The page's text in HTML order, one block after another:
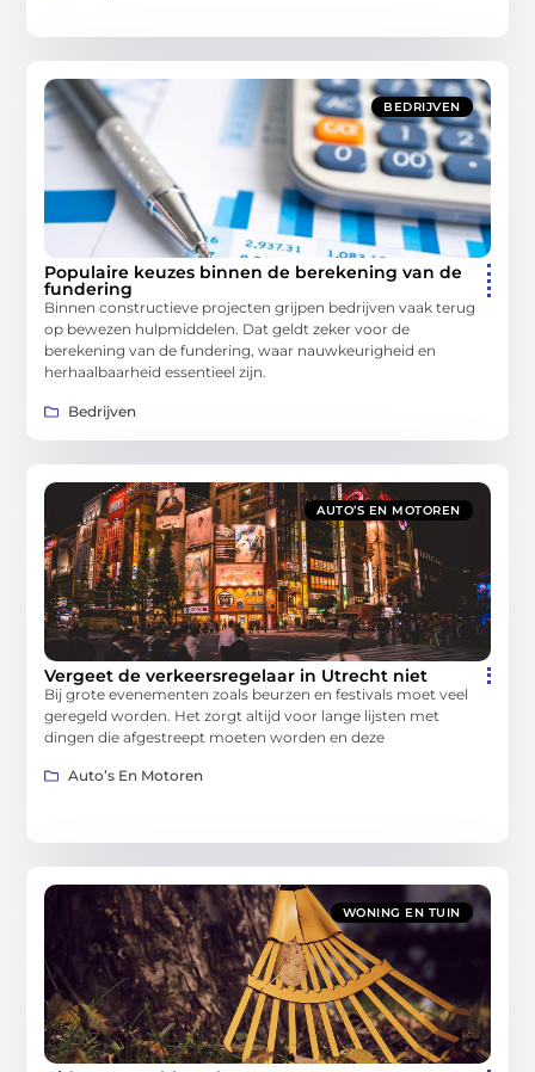
BEDRIJVEN
Populaire keuzes binnen de berekening van de
fundering
Binnen constructieve projecten grijpen bedrijven vaak terug
op bewezen hulpmiddelen. Dat geldt zeker voor de
berekening van de fundering, waar nauwkeurigheid en
herhaalbaarheid essentieel zijn.
Bedrijven
AUTO’S EN MOTOREN
Vergeet de verkeersregelaar in Utrecht niet
Bij grote evenementen zoals beurzen en festivals moet veel
geregeld worden. Het zorgt altijd voor lange lijsten met
dingen die afgestreept moeten worden en deze
Auto’s En Motoren
WONING EN TUIN